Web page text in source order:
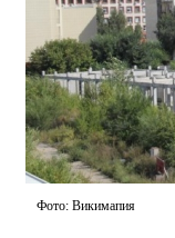
Фото: Викимапия